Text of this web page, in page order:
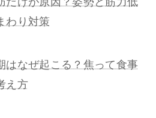
わり対策
はなぜ起こる？焦って食事
え方